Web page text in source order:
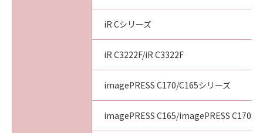
iR Cシリーズ
iR C3222F/iR C3322F
imagePRESS C170/C165シリーズ
imagePRESS C165/imagePRESS C170